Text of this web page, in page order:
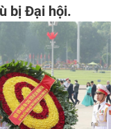
bị Đại hội.